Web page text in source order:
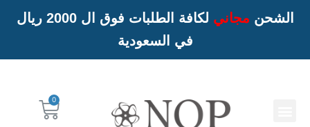
الشحن مجاني
لكافة الطلبات فوق ال 2000 ريال
في السعودية
Cart